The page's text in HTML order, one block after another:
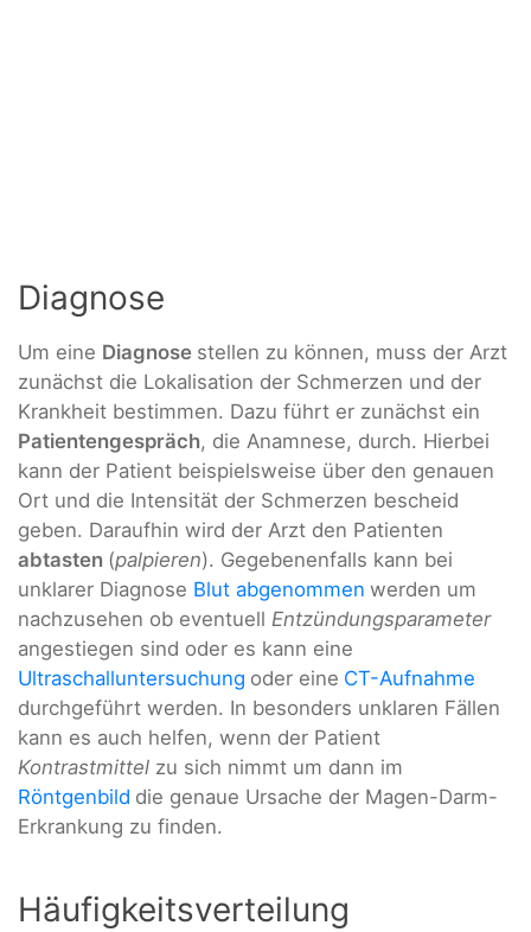
Diagnose
Um eine Diagnose stellen zu können, muss der Arzt
zunächst die Lokalisation der Schmerzen und der
Krankheit bestimmen. Dazu führt er zunächst ein
Patientengespräch, die Anamnese, durch. Hierbei
kann der Patient beispielsweise über den genauen
Ort und die Intensität der Schmerzen bescheid
geben. Daraufhin wird der Arzt den Patienten
abtasten (palpieren). Gegebenenfalls kann bei
unklarer Diagnose Blut abgenommen werden um
nachzusehen ob eventuell Entzündungsparameter
angestiegen sind oder es kann eine
Ultraschalluntersuchung oder eine CT-Aufnahme
durchgeführt werden. In besonders unklaren Fällen
kann es auch helfen, wenn der Patient
Kontrastmittel zu sich nimmt um dann im
Röntgenbild die genaue Ursache der Magen-Darm-
Erkrankung zu finden.
Häufigkeitsverteilung